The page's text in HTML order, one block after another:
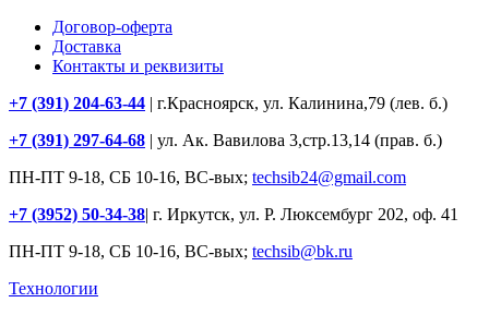
Договор-оферта
Доставка
Контакты и реквизиты
+7 (391) 204-63-44 | г.Красноярск, ул. Калинина,79 (лев. б.)
+7 (391) 297-64-68 | ул. Ак. Вавилова 3,стр.13,14 (прав. б.)
ПН-ПТ 9-18, СБ 10-16, ВС-вых; techsib24@gmail.com
+7 (3952) 50-34-38| г. Иркутск, ул. Р. Люксембург 202, оф. 41
ПН-ПТ 9-18, СБ 10-16, ВС-вых; techsib@bk.ru
Технологии